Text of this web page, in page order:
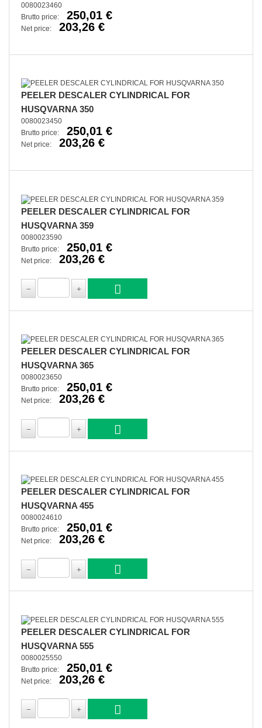
0080023460
Brutto price:
250,01 €
Net price: 203,26 €
PEELER DESCALER CYLINDRICAL FOR
HUSQVARNA 350
0080023450
Brutto price:
250,01 €
Net price: 203,26 €
PEELER DESCALER CYLINDRICAL FOR
HUSQVARNA 359
0080023590
Brutto price:
250,01 €
Net price: 203,26 €
PEELER DESCALER CYLINDRICAL FOR
HUSQVARNA 365
0080023650
Brutto price:
250,01 €
Net price: 203,26 €
PEELER DESCALER CYLINDRICAL FOR
HUSQVARNA 455
0080024610
Brutto price:
250,01 €
Net price: 203,26 €
PEELER DESCALER CYLINDRICAL FOR
HUSQVARNA 555
0080025550
Brutto price:
250,01 €
Net price: 203,26 €